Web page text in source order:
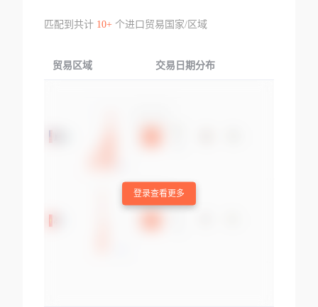
匹配到共计 10+个进口贸易国家/区域
贸易区域 交易日期分布
登录查看更多